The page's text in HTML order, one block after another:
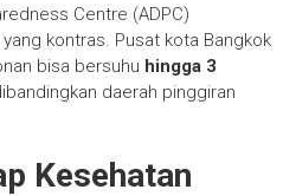
Centre (ADPC)
kontras. Pusat kota Bangkok
bisa bersuhu hingga 3
daerah pinggiran
Kesehatan